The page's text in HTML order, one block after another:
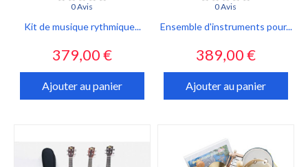
0 Avis
Kit de musique rythmique...
Prix
379,00 €
Ajouter au panier
0 Avis
Ensemble d'instruments pour...
Prix
389,00 €
Ajouter au panier